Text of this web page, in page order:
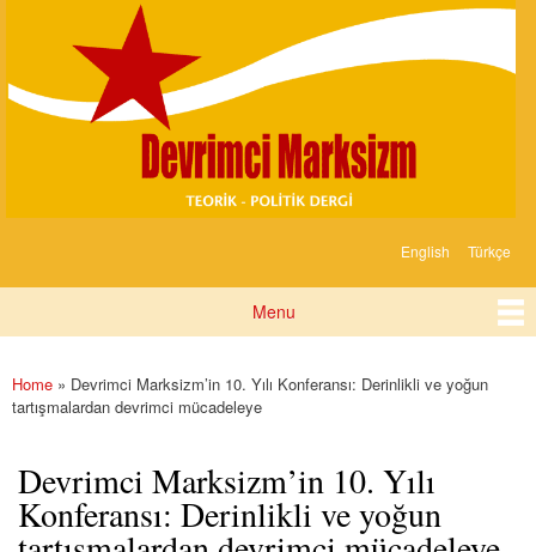
content
Marksizm
English Türkçe
Menu
You are here
Home » Devrimci Marksizm’in 10. Yılı Konferansı: Derinlikli ve yoğun
tartışmalardan devrimci mücadeleye
Devrimci Marksizm’in 10. Yılı
Konferansı: Derinlikli ve yoğun